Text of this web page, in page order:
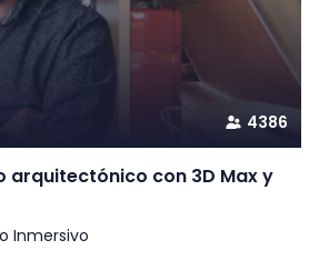
4386
arquitectónico con 3D Max y
Inmersivo